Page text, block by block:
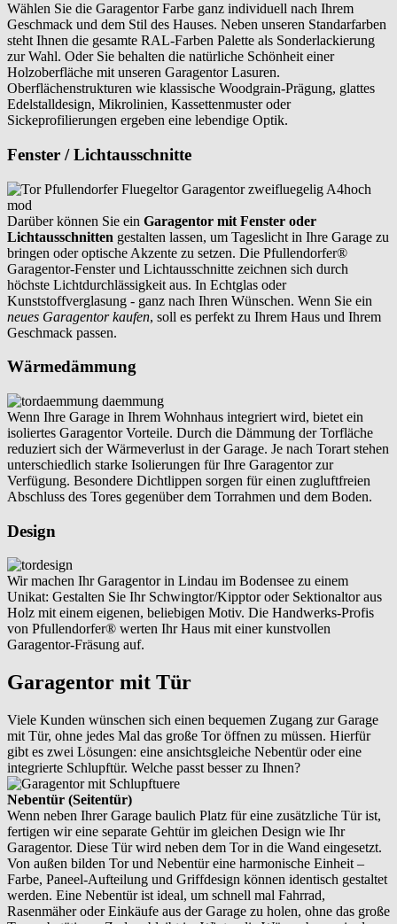
Wählen Sie die Garagentor Farbe ganz individuell nach Ihrem
Geschmack und dem Stil des Hauses. Neben unseren Standarfarben
steht Ihnen die gesamte RAL-Farben Palette als Sonderlackierung
zur Wahl. Oder Sie behalten die natürliche Schönheit einer
Holzoberfläche mit unseren Garagentor Lasuren.
Oberflächenstrukturen wie klassische Woodgrain-Prägung, glattes
Edelstalldesign, Mikrolinien, Kassettenmuster oder
Sickeprofilierungen ergeben eine lebendige Optik.
Fenster / Lichtausschnitte
Darüber können Sie ein Garagentor mit Fenster oder
Lichtausschnitten gestalten lassen, um Tageslicht in Ihre Garage zu
bringen oder optische Akzente zu setzen. Die Pfullendorfer®
Garagentor-Fenster und Lichtausschnitte zeichnen sich durch
höchste Lichtdurchlässigkeit aus. In Echtglas oder
Kunststoffverglasung - ganz nach Ihren Wünschen. Wenn Sie ein
neues Garagentor kaufen, soll es perfekt zu Ihrem Haus und Ihrem
Geschmack passen.
Wärmedämmung
Wenn Ihre Garage in Ihrem Wohnhaus integriert wird, bietet ein
isoliertes Garagentor Vorteile. Durch die Dämmung der Torfläche
reduziert sich der Wärmeverlust in der Garage. Je nach Torart stehen
unterschiedlich starke Isolierungen für Ihre Garagentor zur
Verfügung. Besondere Dichtlippen sorgen für einen zugluftfreien
Abschluss des Tores gegenüber dem Torrahmen und dem Boden.
Design
Wir machen Ihr Garagentor in Lindau im Bodensee zu einem
Unikat: Gestalten Sie Ihr Schwingtor/Kipptor oder Sektionaltor aus
Holz mit einem eigenen, beliebigen Motiv. Die Handwerks-Profis
von Pfullendorfer® werten Ihr Haus mit einer kunstvollen
Garagentor-Fräsung auf.
Garagentor mit Tür
Viele Kunden wünschen sich einen bequemen Zugang zur Garage
mit Tür, ohne jedes Mal das große Tor öffnen zu müssen. Hierfür
gibt es zwei Lösungen: eine ansichtsgleiche Nebentür oder eine
integrierte Schlupftür. Welche passt besser zu Ihnen?
Nebentür (Seitentür)
Wenn neben Ihrer Garage baulich Platz für eine zusätzliche Tür ist,
fertigen wir eine separate Gehtür im gleichen Design wie Ihr
Garagentor. Diese Tür wird neben dem Tor in die Wand eingesetzt.
Von außen bilden Tor und Nebentür eine harmonische Einheit –
Farbe, Paneel-Aufteilung und Griffdesign können identisch gestaltet
werden. Eine Nebentür ist ideal, um schnell mal Fahrrad,
Rasenmäher oder Einkäufe aus der Garage zu holen, ohne das große